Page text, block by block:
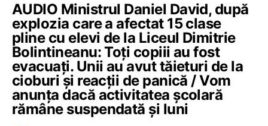
AUDIO Ministrul Daniel David, după
explozia care a afectat 15 clase
pline cu elevi de la Liceul Dimitrie
Bolintineanu: Toți copiii au fost
evacuați. Unii au avut tăieturi de la
cioburi și reacții de panică / Vom
anunța dacă activitatea școlară
rămâne suspendată și luni